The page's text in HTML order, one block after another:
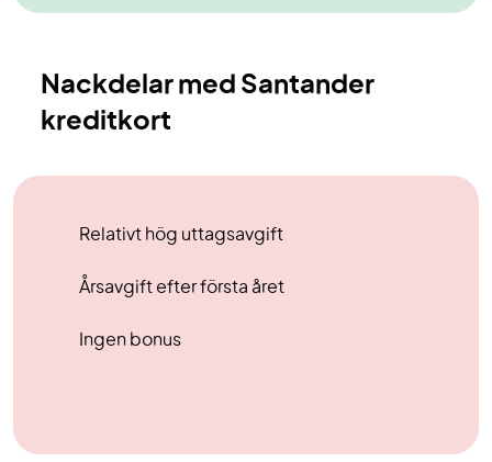
Nackdelar med Santander
kreditkort
Relativt hög uttagsavgift
Årsavgift efter första året
Ingen bonus